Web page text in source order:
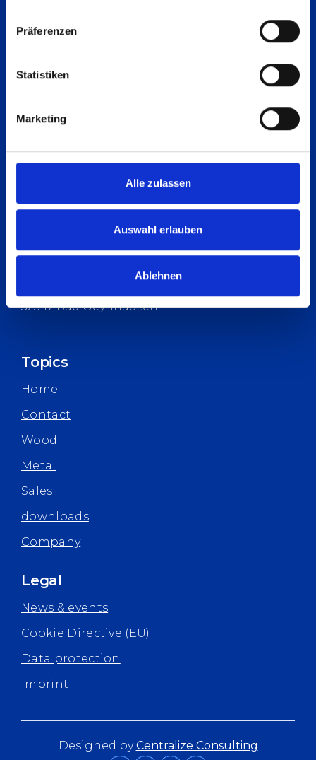
Präferenzen
Statistiken
Marketing
Alle zulassen
Auswahl erlauben
Ablehnen
Phone
info@heesemann.de
32547 Bad Oeynhausen
Topics
Home
Contact
Wood
Metal
Sales
downloads
Company
Legal
News & events
Cookie Directive (EU)
Data protection
Imprint
Designed byCentralize Consulting